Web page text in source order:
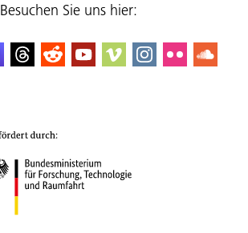
Besuchen Sie uns hier: